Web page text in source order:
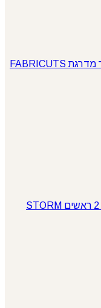
מכונת תספורת פאבריקאטס ספיידר מדרגת FABRICUTS